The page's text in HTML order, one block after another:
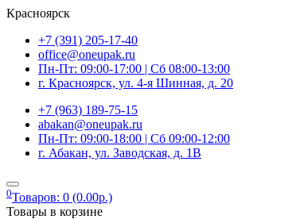
Красноярск
+7 (391) 205-17-40
office@oneupak.ru
Пн-Пт: 09:00-17:00 | Сб 08:00-13:00
г. Красноярск, ул. 4-я Шинная, д. 20
+7 (963) 189-75-15
abakan@oneupak.ru
Пн-Пт: 09:00-18:00 | Сб 09:00-12:00
г. Абакан, ул. Заводская, д. 1В
0Товаров: 0 (0.00р.)
Товары в корзине